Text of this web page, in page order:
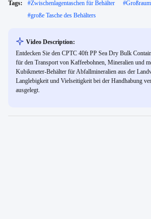
Tags: #Zwischenlagentaschen für Behälter #
#große Tasche des Behälters
Video Description:
Entdecken Sie den CPTC 40ft PP Sea Dry Bulk
für den Transport von Kaffeebohnen, Mineralien und
Kubikmeter-Behälter für Abfallmineralien aus der
Langlebigkeit und Vielseitigkeit bei der Handhabung
ausgelegt.